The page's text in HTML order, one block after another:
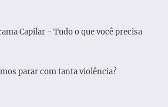
Capilar - Tudo o que você precisa
parar com tanta violência?